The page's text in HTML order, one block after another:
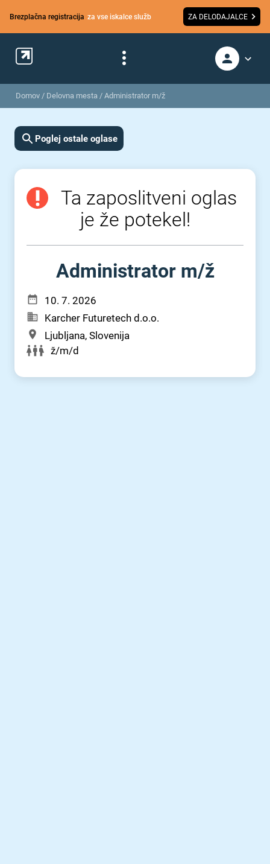
Brezplačna registracija za vse iskalce služb ZA DELODAJALCE
Domov / Delovna mesta / Administrator m/ž
Poglej ostale oglase
Ta zaposlitveni oglas
je že potekel!
Administrator m⁠/⁠ž
10. 7. 2026
Karcher Futuretech d.o.o.
Ljubljana, Slovenija
ž/m/d